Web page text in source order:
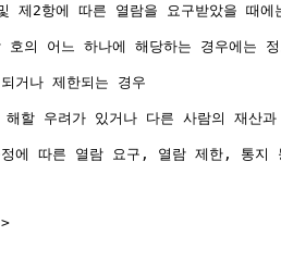
제2항에 따른 열람을 요구받았을 때
의 어느 하나에 해당하는 경우에는
거나 제한되는 경우
할 우려가 있거나 다른 사람의 재산
에 따른 열람 요구, 열람 제한, 통지